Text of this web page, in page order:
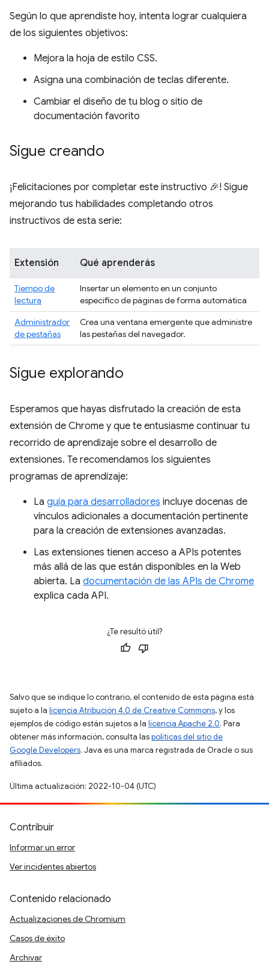
Según lo que aprendiste hoy, intenta lograr cualquiera
de los siguientes objetivos:
Mejora la hoja de estilo CSS.
Asigna una combinación de teclas diferente.
Cambiar el diseño de tu blog o sitio de
documentación favorito
Sigue creando
¡Felicitaciones por completar este instructivo 🎉! Sigue
mejorando tus habilidades completando otros
instructivos de esta serie:
Extensión Qué aprenderás
Tiempo de
lectura
Insertar un elemento en un conjunto
específico de páginas de forma automática
Administrador
de pestañas
Crea una ventana emergente que administre
las pestañas del navegador.
Sigue explorando
Esperamos que hayas disfrutado la creación de esta
extensión de Chrome y que te entusiasme continuar tu
recorrido de aprendizaje sobre el desarrollo de
extensiones. Te recomendamos los siguientes
programas de aprendizaje:
La guía para desarrolladores incluye docenas de
vínculos adicionales a documentación pertinente
para la creación de extensiones avanzadas.
Las extensiones tienen acceso a APIs potentes
más allá de las que están disponibles en la Web
abierta. La documentación de las APIs de Chrome
explica cada API.
¿Te resultó útil?
Salvo que se indique lo contrario, el contenido de esta página está
sujeto a la licencia Atribución 4.0 de Creative Commons, y los
ejemplos de código están sujetos a la licencia Apache 2.0. Para
obtener más información, consulta laspolíticas del sitio de
Google Developers. Java es una marca registrada de Oracle o sus
afiliados.
Última actualización: 2022-10-04 (UTC)
Contribuir
Informar un error
Ver incidentes abiertos
Contenido relacionado
Actualizaciones de Chromium
Casos de éxito
Archivar